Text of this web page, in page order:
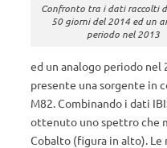
Confronto tra i dati raccolti
50 giorni del 2014 ed un
periodo nel 2013
ed un analogo periodo nel
presente una sorgente in
M82. Combinando i dati
ottenuto uno spettro che
Cobalto (figura in alto). Le